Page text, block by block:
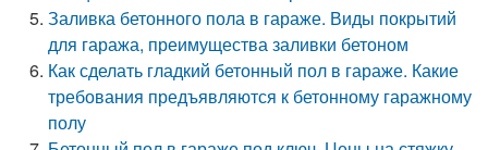
Заливка бетонного пола в гараже. Виды покрытий
для гаража, преимущества заливки бетоном
Как сделать гладкий бетонный пол в гараже. Какие
требования предъявляются к бетонному гаражному
полу